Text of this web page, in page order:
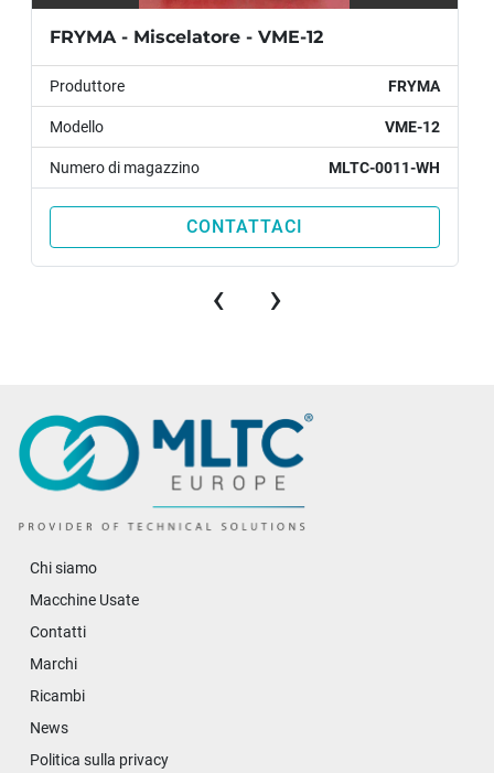
FRYMA - Miscelatore - VME-12
Produttore FRYMA
Modello VME-12
Numero di magazzino MLTC-0011-WH
CONTATTACI
‹ ›
Ricambi
News
Chi siamo
Marchi
Macchine Usate
Contatti
Politica sulla privacy